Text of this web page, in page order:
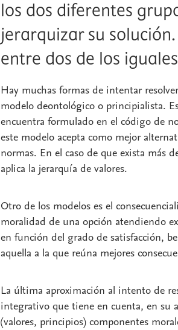
los dos diferentes
jerarquizar su
entre dos de los
Hay muchas formas de intentar
modelo deontológico o principialista.
encuentra formulado en el código de
este modelo acepta como mejor
normas. En el caso de que exista más
aplica la jerarquía de valores.
Otro de los modelos es el
moralidad de una opción atendiendo
en función del grado de satisfacción,
aquella a la que reúna mejores
La última aproximación al intento de
integrativo que tiene en cuenta, en su
(valores, principios) componentes